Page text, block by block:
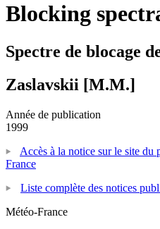
Blocking
Spectre de blocage
Zaslavskii [M.M.]
Année de publication
1999
Accès à la notice sur le site du
France
Liste complète des notices
Météo-France